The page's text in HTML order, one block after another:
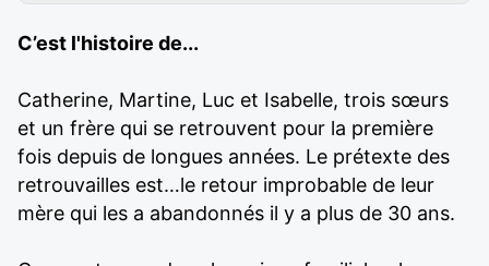
C’est l'histoire de...
Catherine, Martine, Luc et Isabelle, trois sœurs
et un frère qui se retrouvent pour la première
fois depuis de longues années. Le prétexte des
retrouvailles est…le retour improbable de leur
mère qui les a abandonnés il y a plus de 30 ans.